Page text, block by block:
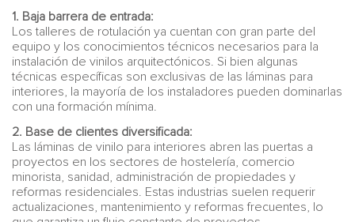
1. Baja barrera de entrada:
Los talleres de rotulación ya cuentan con gran parte del
equipo y los conocimientos técnicos necesarios para la
instalación de vinilos arquitectónicos. Si bien algunas
técnicas específicas son exclusivas de las láminas para
interiores, la mayoría de los instaladores pueden dominarlas
con una formación mínima.
2. Base de clientes diversificada:
Las láminas de vinilo para interiores abren las puertas a
proyectos en los sectores de hostelería, comercio
minorista, sanidad, administración de propiedades y
reformas residenciales. Estas industrias suelen requerir
actualizaciones, mantenimiento y reformas frecuentes, lo